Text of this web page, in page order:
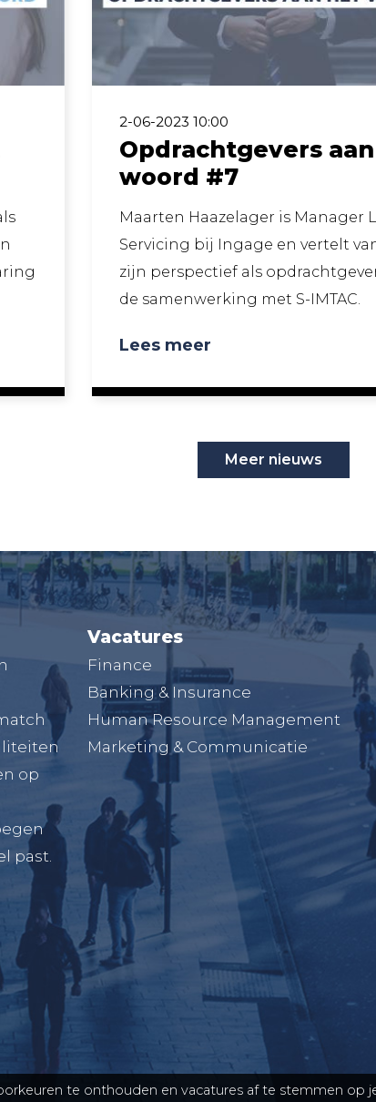
2-06-2023 10:00
Opdrachtgevers
woord #7
Maarten Haazelager is Manager
Servicing bij Ingage en vertelt
zijn perspectief als
de samenwerking met S-IMTAC.
Lees meer
Meer nieuws
op
past.
Vacatures
Finance
Banking & Insurance
Human Resource Management
Marketing & Communicatie
te onthouden en vacatures af te stemmen op